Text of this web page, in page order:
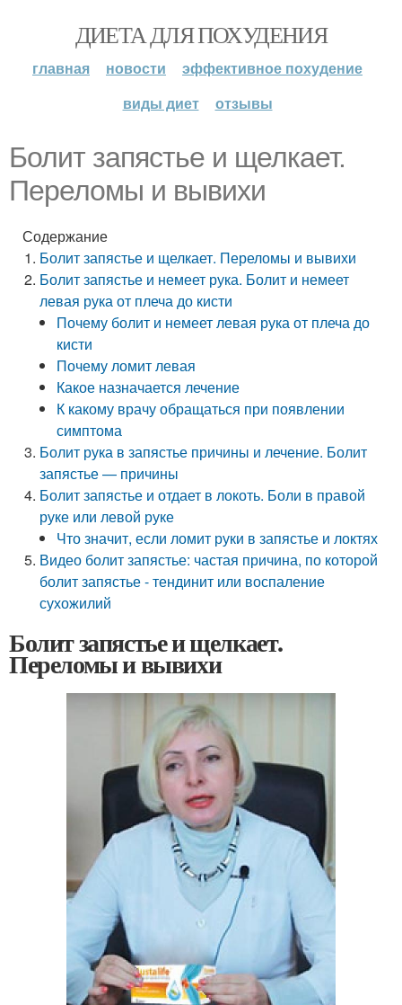
ДИЕТА ДЛЯ ПОХУДЕНИЯ
главная новости
эффективное похудение
виды диет
отзывы
Болит запястье и щелкает.
Переломы и вывихи
Содержание
Болит запястье и щелкает. Переломы и вывихи
Болит запястье и немеет рука. Болит и немеет
левая рука от плеча до кисти
Почему болит и немеет левая рука от плеча до
кисти
Почему ломит левая
Какое назначается лечение
К какому врачу обращаться при появлении
симптома
Болит рука в запястье причины и лечение. Болит
запястье — причины
Болит запястье и отдает в локоть. Боли в правой
руке или левой руке
Что значит, если ломит руки в запястье и локтях
Видео болит запястье: частая причина, по которой
болит запястье - тендинит или воспаление
сухожилий
Болит запястье и щелкает.
Переломы и вывихи